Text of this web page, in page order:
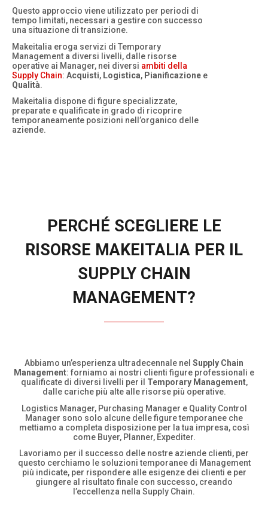
Questo approccio viene utilizzato per periodi di
tempo limitati, necessari a gestire con successo
una situazione di transizione.
Makeitalia eroga servizi di Temporary
Management a diversi livelli, dalle risorse
operative ai Manager, nei diversi ambiti della
Supply Chain: Acquisti, Logistica, Pianificazione e
Qualità.
Makeitalia dispone di figure specializzate,
preparate e qualificate in grado di ricoprire
temporaneamente posizioni nell’organico delle
aziende.
PERCHÉ SCEGLIERE LE
RISORSE MAKEITALIA PER IL
SUPPLY CHAIN
MANAGEMENT?
Abbiamo un’esperienza ultradecennale nel Supply Chain
Management: forniamo ai nostri clienti figure professionali e
qualificate di diversi livelli per il Temporary Management,
dalle cariche più alte alle risorse più operative.
Logistics Manager, Purchasing Manager e Quality Control
Manager sono solo alcune delle figure temporanee che
mettiamo a completa disposizione per la tua impresa, così
come Buyer, Planner, Expediter.
Lavoriamo per il successo delle nostre aziende clienti, per
questo cerchiamo le soluzioni temporanee di Management
più indicate, per rispondere alle esigenze dei clienti e per
giungere al risultato finale con successo, creando
l’eccellenza nella Supply Chain.